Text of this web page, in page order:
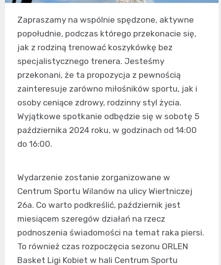
Zapraszamy na wspólnie spędzone, aktywne
popołudnie, podczas którego przekonacie się,
jak z rodziną trenować koszykówkę bez
specjalistycznego trenera. Jesteśmy
przekonani, że ta propozycja z pewnością
zainteresuje zarówno miłośników sportu, jak i
osoby ceniące zdrowy, rodzinny styl życia.
Wyjątkowe spotkanie odbędzie się w sobotę 5
października 2024 roku, w godzinach od 14:00
do 16:00.
Wydarzenie zostanie zorganizowane w
Centrum Sportu Wilanów na ulicy Wiertniczej
26a. Co warto podkreślić, październik jest
miesiącem szeregów działań na rzecz
podnoszenia świadomości na temat raka piersi.
To również czas rozpoczęcia sezonu ORLEN
Basket Ligi Kobiet w hali Centrum Sportu